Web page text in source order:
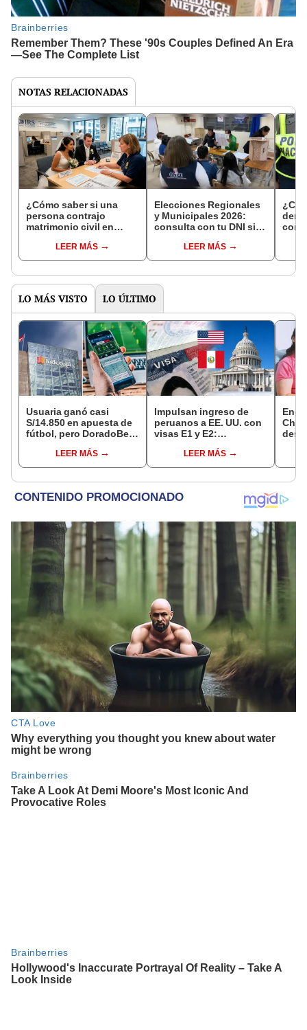
NOTAS RELACIONADAS
¿Cómo saber si una
persona contrajo
matrimonio civil en
LEER MÁS
Elecciones Regionales
y Municipales 2026:
consulta con tu DNI si
de mesa para este 4 de
octubre en el link oficial
LEER MÁS
con
LO MÁS VISTO LO ÚLTIMO
Usuaria ganó casi
S/14.850 en apuesta de
fútbol, pero DoradoBet
Indecopi multó a la
empresa con más de S/
LEER MÁS
Impulsan ingreso de
peruanos a EE. UU. con
visas E1 y E2:
pymes serían los más
beneficiados
LEER MÁS